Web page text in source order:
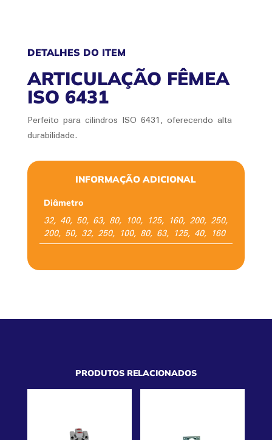
DETALHES DO ITEM
ARTICULAÇÃO FÊMEA
ISO 6431
Perfeito para cilindros ISO 6431, oferecendo alta
durabilidade.
INFORMAÇÃO ADICIONAL
Diâmetro
32, 40, 50, 63, 80, 100, 125, 160, 200, 250,
200, 50, 32, 250, 100, 80, 63, 125, 40, 160
PRODUTOS RELACIONADOS